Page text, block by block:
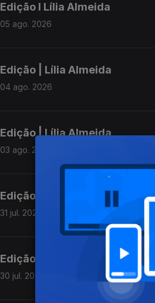
Edição I Lília Almeida
05 ago. 2026
Edição | Lília Almeida
04 ago. 2026
Edição | Lília Almeida
03 ago. 2026
Edição | Margarida Pereira
31 jul. 2026
Edição | Margarida Pereira
30 jul. 2026